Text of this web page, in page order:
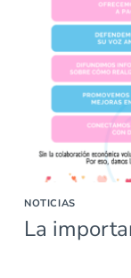
NOTICIAS
La